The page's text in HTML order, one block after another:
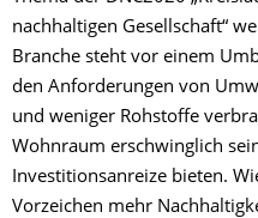
nachhaltigen Gesellschaft“
Branche steht vor einem
den Anforderungen von
und weniger Rohstoffe
Wohnraum erschwinglich
Investitionsanreize bieten.
Vorzeichen mehr